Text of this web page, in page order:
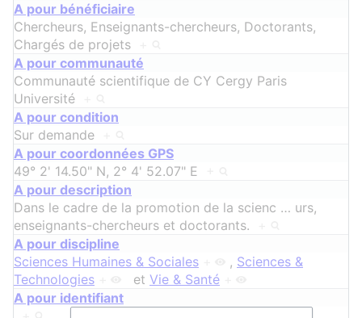
A pour bénéficiaire
Chercheurs, Enseignants-chercheurs, Doctorants,
Chargés de projets
A pour communauté
Communauté scientifique de CY Cergy Paris
Université
A pour condition
Sur demande
A pour coordonnées GPS
49° 2' 14.50" N, 2° 4' 52.07" E
A pour description
Dans le cadre de la promotion de la scienc … urs,
enseignants-chercheurs et doctorants.
A pour discipline
Sciences Humaines & Sociales
, Sciences &
Technologies
et Vie & Santé
A pour identifiant